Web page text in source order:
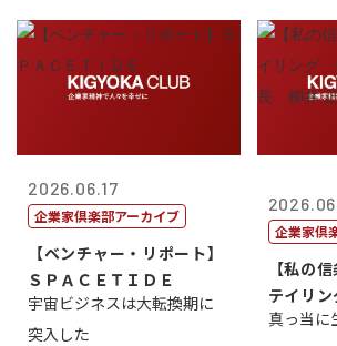
2026.06.17
企業家倶楽部アーカイブ
【ベンチャー・リポート】
ＳＰＡＣＥＴＩＤＥ
宇宙ビジネスは大転換期に
突入した
企業家倶
【私の
テイリ
長兼社
真っ当に